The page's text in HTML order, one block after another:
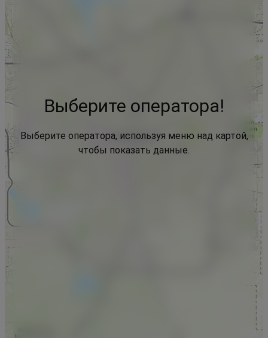
Выберите оператора!
Выберите оператора, используя меню над картой,
чтобы показать данные.